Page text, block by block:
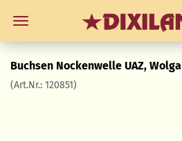
Buchsen Nockenwelle UAZ, Wolga
(Art.Nr.: 120851)